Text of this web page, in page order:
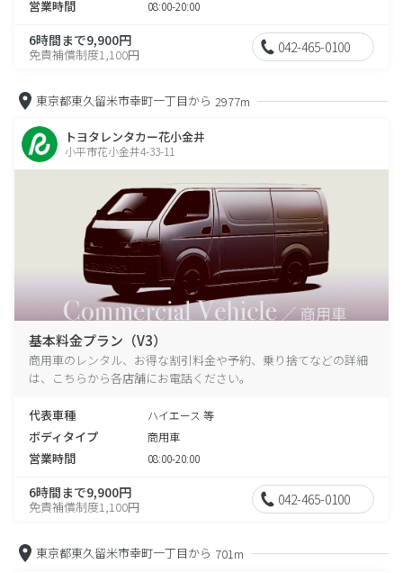
営業時間 08:00-20:00
6時間まで9,900円
免責補償制度1,100円 042-465-0100
東京都東久留米市幸町一丁目から 2977m
トヨタレンタカー花小金井
小平市花小金井4-33-11
基本料金プラン（V3）
商用車のレンタル、お得な割引料金や予約、乗り捨てなどの詳細
は、こちらから各店舗にお電話ください。
代表車種 ハイエース 等
ボディタイプ 商用車
営業時間 08:00-20:00
6時間まで9,900円
免責補償制度1,100円 042-465-0100
東京都東久留米市幸町一丁目から 701m